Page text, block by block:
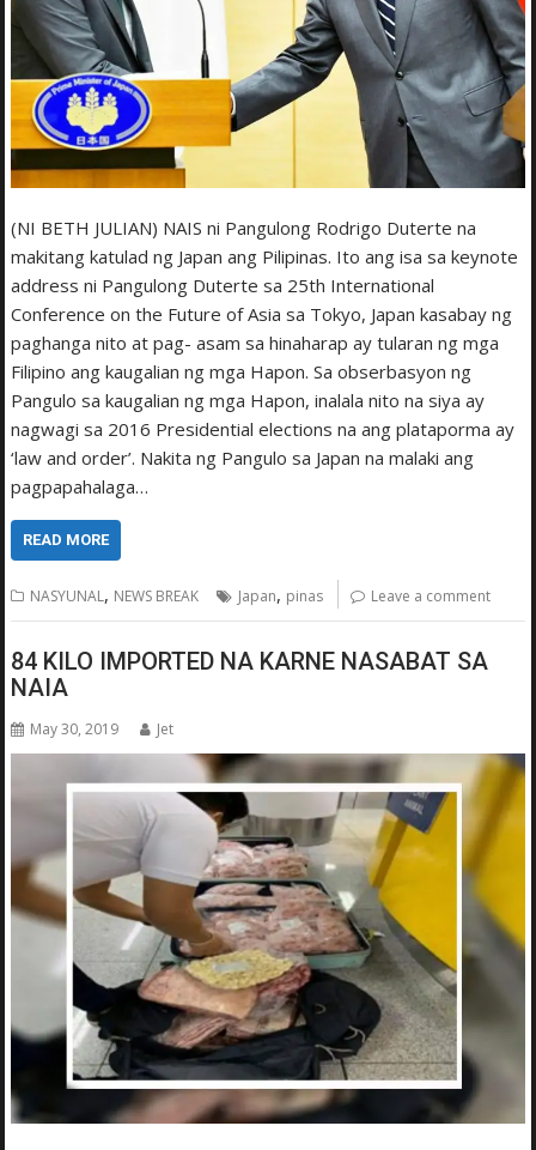
(NI BETH JULIAN) NAIS ni Pangulong Rodrigo Duterte na
makitang katulad ng Japan ang Pilipinas. Ito ang isa sa keynote
address ni Pangulong Duterte sa 25th International
Conference on the Future of Asia sa Tokyo, Japan kasabay ng
paghanga nito at pag- asam sa hinaharap ay tularan ng mga
Filipino ang kaugalian ng mga Hapon. Sa obserbasyon ng
Pangulo sa kaugalian ng mga Hapon, inalala nito na siya ay
nagwagi sa 2016 Presidential elections na ang plataporma ay
‘law and order’. Nakita ng Pangulo sa Japan na malaki ang
pagpapahalaga…
READ MORE
NASYUNAL, NEWS BREAK Japan, pinas Leave a comment
84 KILO IMPORTED NA KARNE NASABAT SA
NAIA
May 30, 2019 Jet